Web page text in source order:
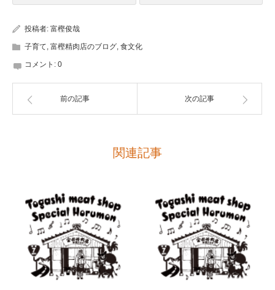
投稿者: 富樫俊哉
子育て, 富樫精肉店のブログ, 食文化
コメント: 0
前の記事 次の記事
関連記事